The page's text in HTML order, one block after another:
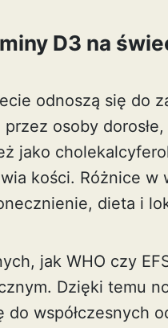
D3 na
odnoszą się do
osoby
jako
kości. Różnice
dieta i
jak WHO czy
Dzięki temu
do współczesnych